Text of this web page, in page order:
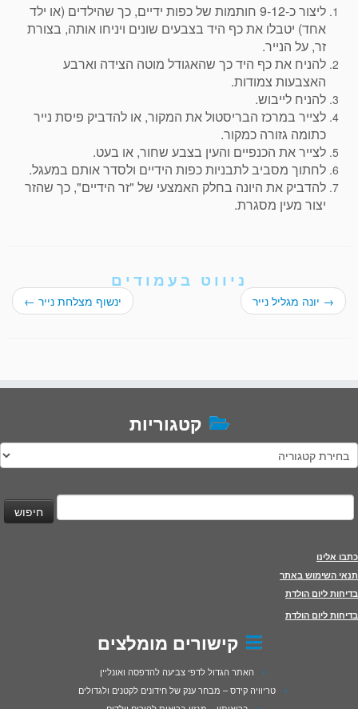
ליצור כ-9-12 חותמות של כפות ידיים, כך שהילדים (או ילד
אחד) יטבלו את כף היד בצבעים שונים ויניחו אותה, בצורת
זר, על הנייר.
להניח את כף היד כך שהאגודל מוטה הצידה וארבע
האצבעות צמודות.
להניח לייבוש.
לצייר במרכז הבריסטול את המקור, או להדביק פיסת נייר
כתומה גזורה כמקור.
לצייר את הכנפיים והעין בצבע שחור, או בעט.
לחתוך מסביב לתבניות כפות הידיים ולסדר אותם במעגל.
להדביק את היונה בחלק האמצעי של "זר הידיים", כך שהזר
יצור מעין מסגרת.
ניווט בעמודים
→ יונה מגליל נייר ינשוף מצלחת נייר ←
קטגוריות
קטגוריות
חיפוש:
כתבו אלינו
תנאי השימוש באתר
בדיחות ליום הולדת
בדיחות ליום הולדת
קישורים מומלצים
האתר הגדול לדפי צביעה להדפסה ואונליין
טריוויה קידס – מבחר ענק של חידונים לקטנים ולגדולים